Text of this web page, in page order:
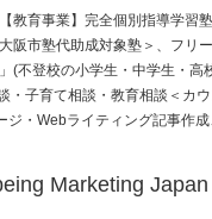
教育事業】完全個別指導学習
阪市塾代助成対象塾＞、フリ
(不登校の小学生・中学生・高
・子育て相談・教育相談＜カ
ジ・Webライティング記事作
Marketing Japan